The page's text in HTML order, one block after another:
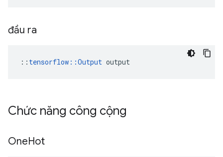
đầu ra
:: tensorflow::Output output
Chức năng công cộng
OneHot